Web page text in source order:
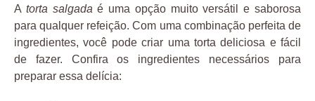
A torta salgada é uma opção muito versátil e saborosa
para qualquer refeição. Com uma combinação perfeita de
ingredientes, você pode criar uma torta deliciosa e fácil
de fazer. Confira os ingredientes necessários para
preparar essa delícia: